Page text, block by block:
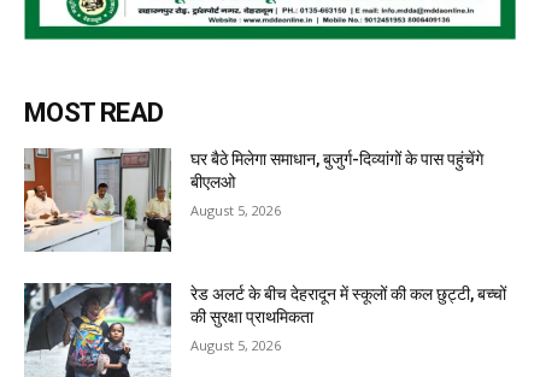
MOST READ
घर बैठे मिलेगा समाधान, बुजुर्ग-दिव्यांगों के पास पहुंचेंगे
बीएलओ
August 5, 2026
रेड अलर्ट के बीच देहरादून में स्कूलों की कल छुट्टी, बच्चों
की सुरक्षा प्राथमिकता
August 5, 2026